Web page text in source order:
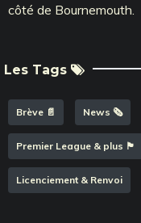
côté de Bournemouth.
Les Tags
Brève 📄 News 🗞️
Premier League & plus 🏴󠁧󠁢󠁥󠁮󠁧󠁿
Licenciement & Renvoi